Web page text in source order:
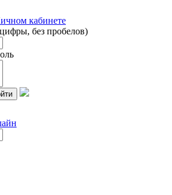
кабинете
без пробелов)